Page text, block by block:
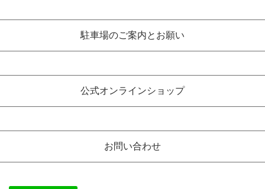
駐車場のご案内とお願い
公式オンラインショップ
お問い合わせ